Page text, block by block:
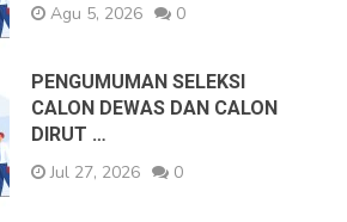
Agu 5, 2026
0
PENGUMUMAN SELEKSI
CALON DEWAS DAN CALON
DIRUT …
Jul 27, 2026
0